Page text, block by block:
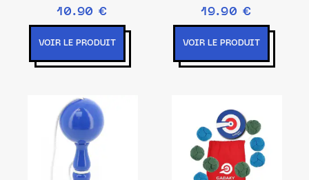
10.90 €
VOIR LE PRODUIT
19.90 €
VOIR LE PRODUIT